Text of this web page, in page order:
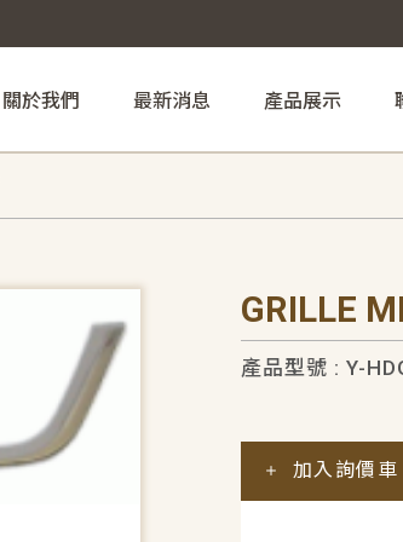
關於我們 最新消息 產品展示
GRILLE
產品型號 : Y-
加入詢價車